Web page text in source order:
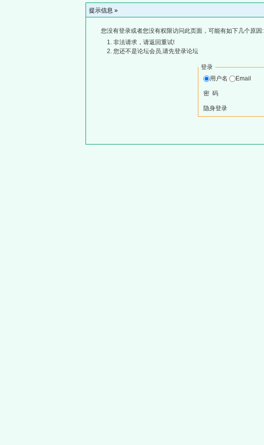
提示信息 »
您没有登录或者您没有权限访问此页面，可能有如下几个原因:
非法请求，请返回重试!
您还不是论坛会员,请先登录论坛
登录
用户名
Email
密 码
隐身登录